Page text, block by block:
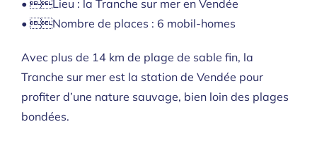
• Lieu : la Tranche sur mer en Vendée
• Nombre de places : 6 mobil-homes
Avec plus de 14 km de plage de sable fin, la
Tranche sur mer est la station de Vendée pour
profiter d’une nature sauvage, bien loin des plages
bondées.